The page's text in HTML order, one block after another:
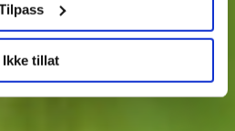
Ikke tillat